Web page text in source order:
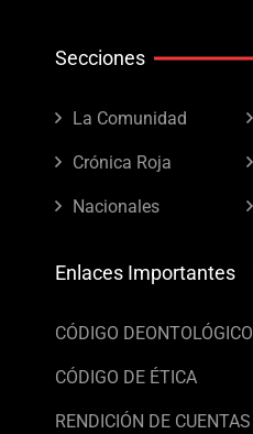
Secciones
La Comunidad
Crónica Roja
Nacionales
Enlaces Importantes
CÓDIGO DEONTOLÓGICO
CÓDIGO DE ÉTICA
RENDICIÓN DE CUENTAS